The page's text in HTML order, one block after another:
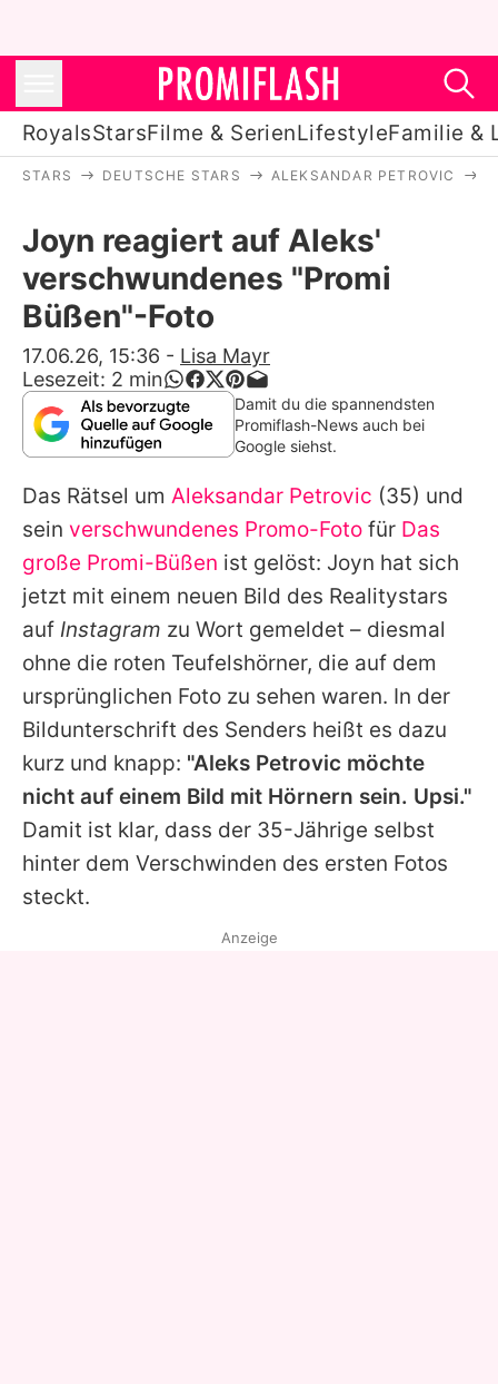
RoyalsStarsFilme & SerienLifestyleFamilie &
Stars
Filme & Serien
Lifestyle
Familie & Liebe
Promiflash Exklusiv
Alle Themen auf Promiflash
Jobs
App runterladen
Team
Redaktionelle Richtlinien
Impressum
Datenschutzerklärung
Nutzungsbedingungen
STARS DEUTSCHE STARS ALEKSANDAR PETROVIC
Joyn reagiert auf Aleks'
verschwundenes "Promi
Büßen"-Foto
17.06.26, 15:36 - Lisa Mayr
Lesezeit: 2 min
Damit du die spannendsten
Promiflash-News auch bei
Google siehst.
Das Rätsel um Aleksandar Petrovic (35) und
sein verschwundenes Promo-Foto für Das
große Promi-Büßen ist gelöst: Joyn hat sich
jetzt mit einem neuen Bild des Realitystars
auf Instagram zu Wort gemeldet – diesmal
ohne die roten Teufelshörner, die auf dem
ursprünglichen Foto zu sehen waren. In der
Bildunterschrift des Senders heißt es dazu
kurz und knapp: "Aleks Petrovic möchte
nicht auf einem Bild mit Hörnern sein. Upsi."
Damit ist klar, dass der 35-Jährige selbst
hinter dem Verschwinden des ersten Fotos
steckt.
Anzeige